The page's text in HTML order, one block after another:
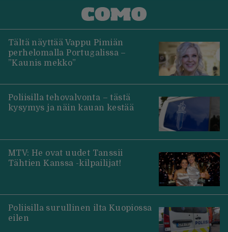
Tältä näyttää Vappu Pimiän
perhelomalla Portugalissa –
”Kaunis mekko”
Poliisilla tehovalvonta – tästä
kysymys ja näin kauan kestää
MTV: He ovat uudet Tanssii
Tähtien Kanssa -kilpailijat!
Poliisilla surullinen ilta Kuopiossa
eilen